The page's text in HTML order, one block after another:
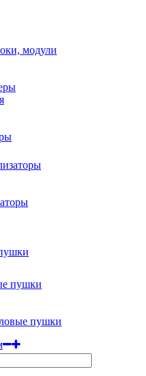
модули
пушки
пушки